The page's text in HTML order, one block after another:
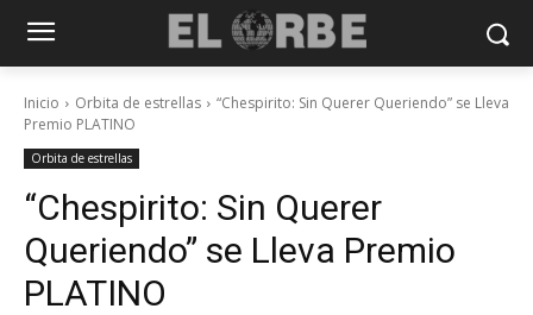
Inicio Orbita de estrellas
“Chespirito: Sin Querer Queriendo” se Lleva
Premio PLATINO
Orbita de estrellas
“Chespirito: Sin Querer
Queriendo” se Lleva Premio
PLATINO